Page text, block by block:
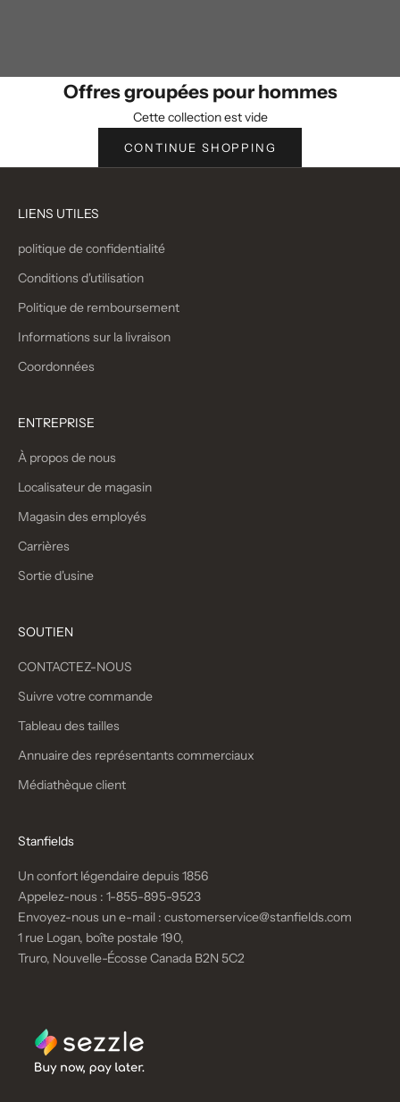
Offres groupées pour hommes
Cette collection est vide
CONTINUE SHOPPING
LIENS UTILES
politique de confidentialité
Conditions d'utilisation
Politique de remboursement
Informations sur la livraison
Coordonnées
ENTREPRISE
À propos de nous
Localisateur de magasin
Magasin des employés
Carrières
Sortie d'usine
SOUTIEN
CONTACTEZ-NOUS
Suivre votre commande
Tableau des tailles
Annuaire des représentants commerciaux
Médiathèque client
Stanfields
Un confort légendaire depuis 1856
Appelez-nous : 1-855-895-9523
Envoyez-nous un e-mail : customerservice@stanfields.com
1 rue Logan, boîte postale 190,
Truro, Nouvelle-Écosse Canada B2N 5C2